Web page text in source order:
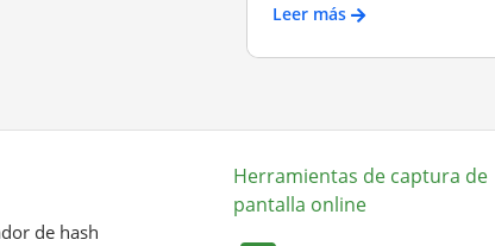
Leer más
de hash
Herramientas de captura de
pantalla online